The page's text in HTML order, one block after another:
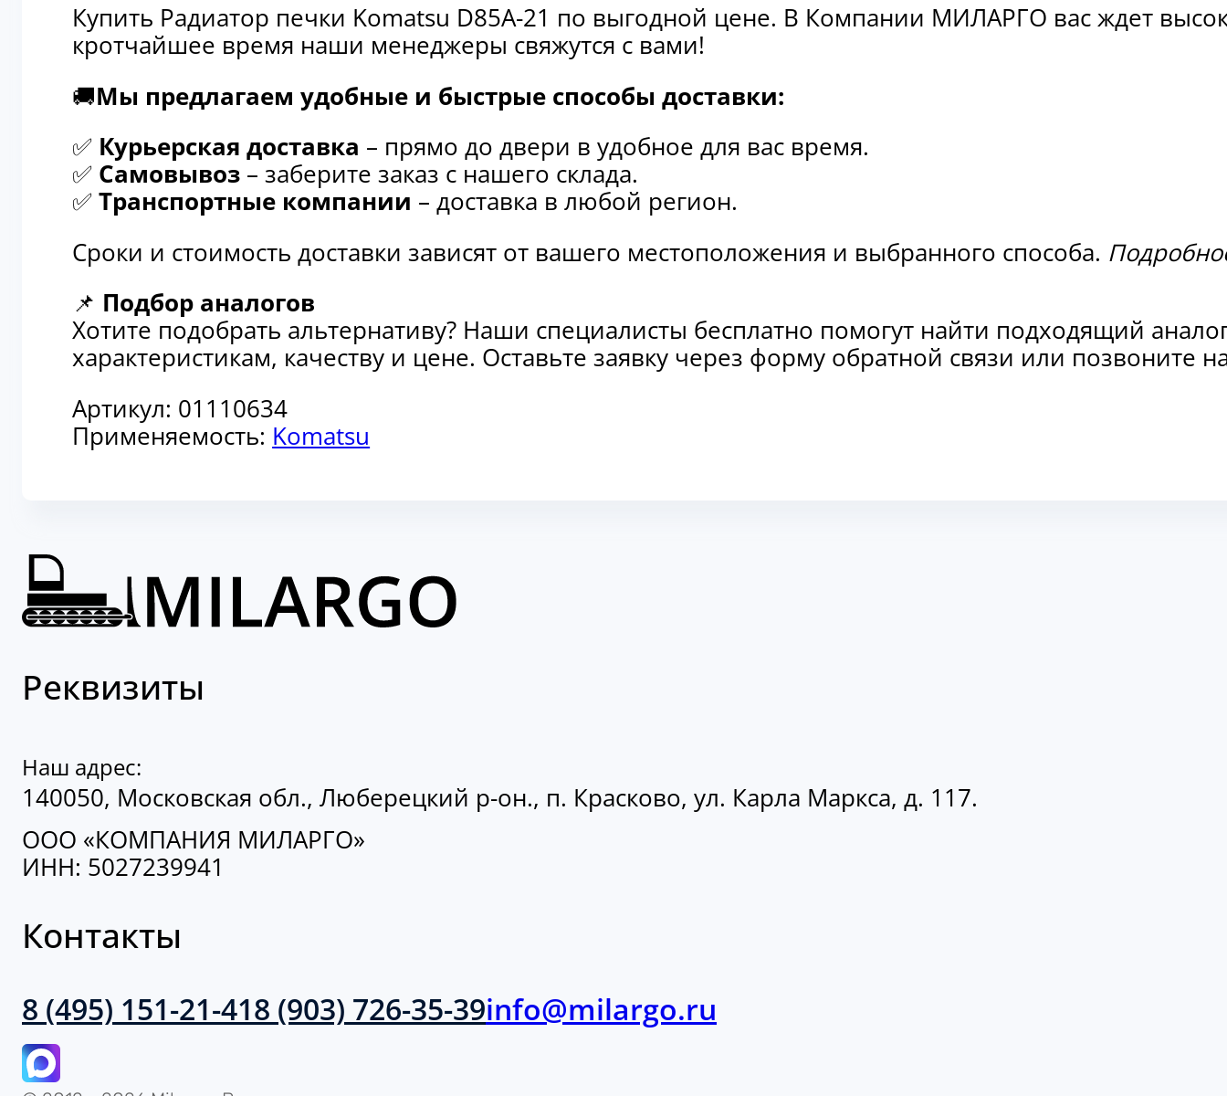
Купить Радиатор печки Komatsu D85A-21 по выгодной цене. В Компании МИЛАРГО вас ждет
кротчайшее время наши менеджеры свяжутся с вами!
🚚Мы предлагаем удобные и быстрые способы доставки:
✅ Курьерская доставка – прямо до двери в удобное для вас время.
✅ Самовывоз – заберите заказ с нашего склада.
✅ Транспортные компании – доставка в любой регион.
Сроки и стоимость доставки зависят от вашего местоположения и выбранного способа.
📌 Подбор аналогов
Хотите подобрать альтернативу? Наши специалисты бесплатно помогут найти подходящий
характеристикам, качеству и цене. Оставьте заявку через форму обратной связи или
Артикул: 01110634
Применяемость: Komatsu
Реквизиты
Наш адрес:
140050, Московская обл., Люберецкий р-он., п. Красково, ул. Карла Маркса, д. 117.
ООО «КОМПАНИЯ МИЛАРГО»
ИНН: 5027239941
Контакты
8 (495) 151-21-418 (903) 726-35-39info@milargo.ru